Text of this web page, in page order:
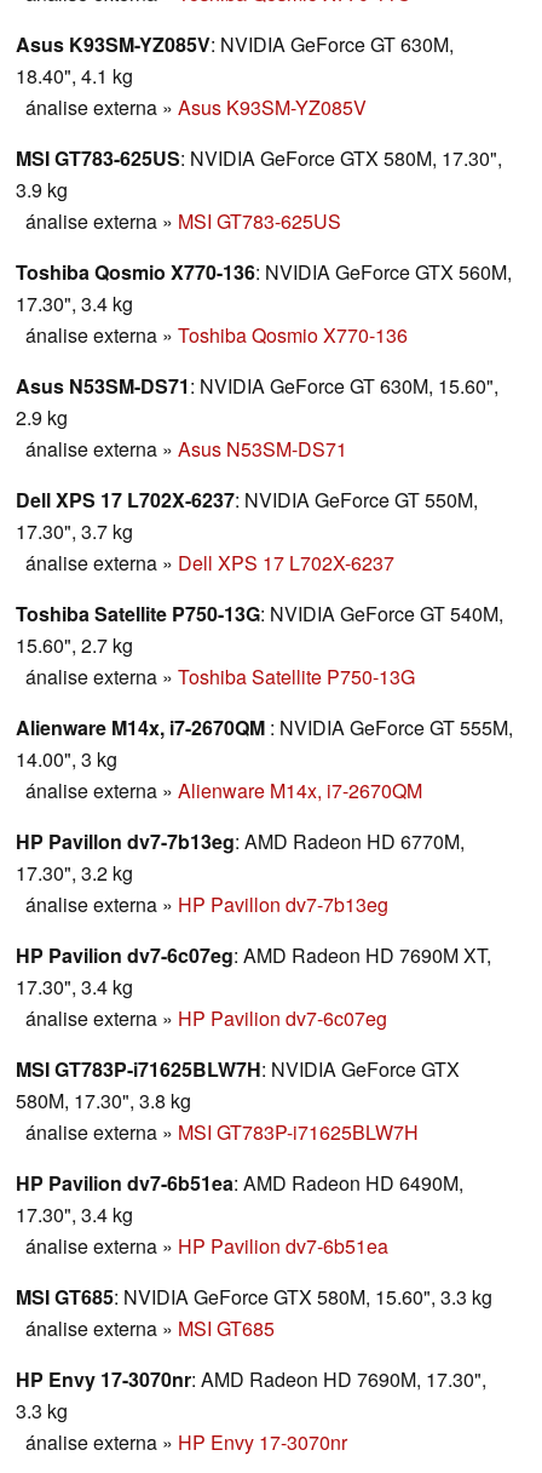
Asus K93SM-YZ085V: NVIDIA GeForce GT 630M,
18.40", 4.1 kg
ánalise externa » Asus K93SM-YZ085V
MSI GT783-625US: NVIDIA GeForce GTX 580M, 17.30",
3.9 kg
ánalise externa » MSI GT783-625US
Toshiba Qosmio X770-136: NVIDIA GeForce GTX 560M,
17.30", 3.4 kg
ánalise externa » Toshiba Qosmio X770-136
Asus N53SM-DS71: NVIDIA GeForce GT 630M, 15.60",
2.9 kg
ánalise externa » Asus N53SM-DS71
Dell XPS 17 L702X-6237: NVIDIA GeForce GT 550M,
17.30", 3.7 kg
ánalise externa » Dell XPS 17 L702X-6237
Toshiba Satellite P750-13G: NVIDIA GeForce GT 540M,
15.60", 2.7 kg
ánalise externa » Toshiba Satellite P750-13G
Alienware M14x, i7-2670QM : NVIDIA GeForce GT 555M,
14.00", 3 kg
ánalise externa » Alienware M14x, i7-2670QM
HP Pavillon dv7-7b13eg: AMD Radeon HD 6770M,
17.30", 3.2 kg
ánalise externa » HP Pavillon dv7-7b13eg
HP Pavilion dv7-6c07eg: AMD Radeon HD 7690M XT,
17.30", 3.4 kg
ánalise externa » HP Pavilion dv7-6c07eg
MSI GT783P-i71625BLW7H: NVIDIA GeForce GTX
580M, 17.30", 3.8 kg
ánalise externa » MSI GT783P-i71625BLW7H
HP Pavilion dv7-6b51ea: AMD Radeon HD 6490M,
17.30", 3.4 kg
ánalise externa » HP Pavilion dv7-6b51ea
MSI GT685: NVIDIA GeForce GTX 580M, 15.60", 3.3 kg
ánalise externa » MSI GT685
HP Envy 17-3070nr: AMD Radeon HD 7690M, 17.30",
3.3 kg
ánalise externa » HP Envy 17-3070nr